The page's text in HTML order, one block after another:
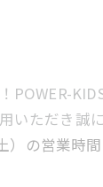
POWER-
いただき誠
）の営業時